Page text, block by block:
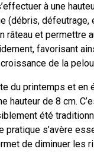
à une
(débris, défeutrage,
râteau et permettre
favorisant
de la
du printemps et en
hauteur de 8 cm.
été
pratique s’avère
de diminuer les